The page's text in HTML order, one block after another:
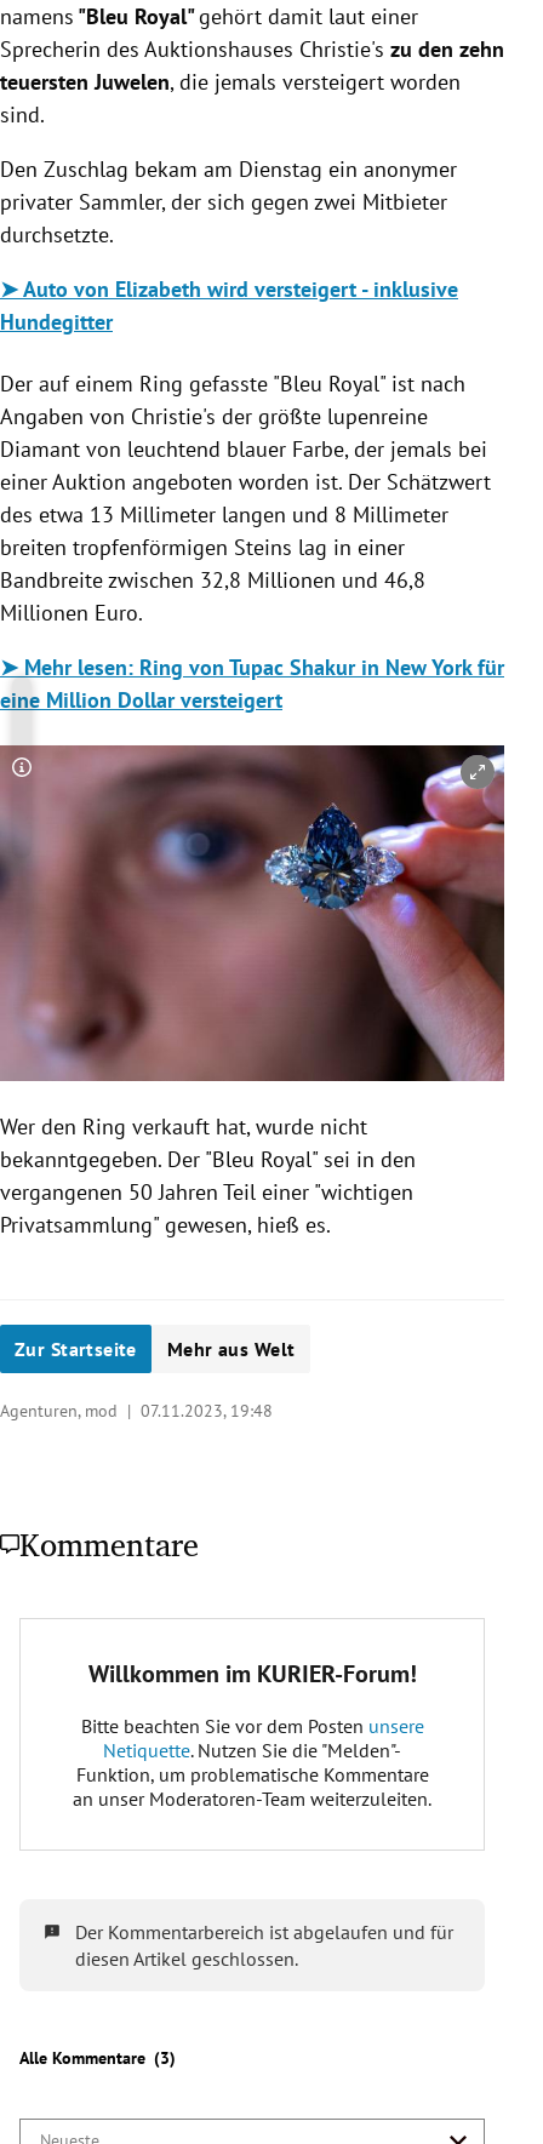
namens "Bleu Royal"gehört damit laut einer
Sprecherin des Auktionshauses Christie's zu den zehn
teuersten Juwelen, die jemals versteigert worden
sind.
Den Zuschlag bekam am Dienstag ein anonymer
privater Sammler, der sich gegen zwei Mitbieter
durchsetzte.
➤ Auto von Elizabeth wird versteigert - inklusive
Hundegitter
Der auf einem Ring gefasste "Bleu Royal" ist nach
Angaben von Christie's der größte lupenreine
Diamant von leuchtend blauer Farbe, der jemals bei
einer Auktion angeboten worden ist. Der Schätzwert
des etwa 13 Millimeter langen und 8 Millimeter
breiten tropfenförmigen Steins lag in einer
Bandbreite zwischen 32,8 Millionen und 46,8
Millionen Euro.
➤ Mehr lesen: Ring von Tupac Shakur in New York für
eine Million Dollar versteigert
Copyright-Hinweis öffnen/schließen
Wer den Ring verkauft hat, wurde nicht
bekanntgegeben. Der "Bleu Royal" sei in den
vergangenen 50 Jahren Teil einer "wichtigen
Privatsammlung" gewesen, hieß es.
Zur Startseite Mehr aus Welt
Agenturen, mod | 07.11.2023, 19:48
Kommentare